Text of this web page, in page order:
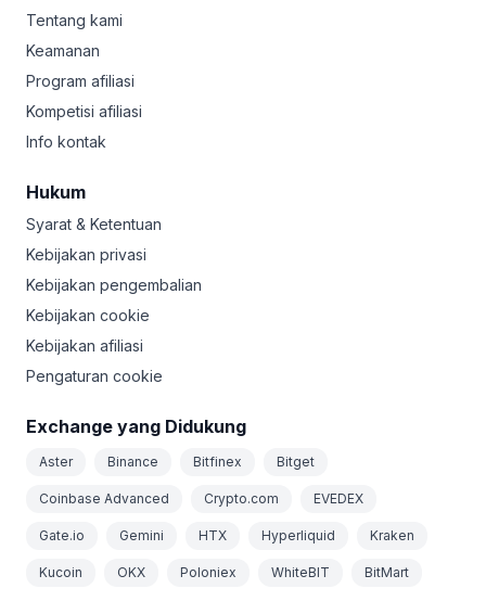
Tentang kami
Keamanan
Program afiliasi
Kompetisi afiliasi
Info kontak
Hukum
Syarat & Ketentuan
Kebijakan privasi
Kebijakan pengembalian
Kebijakan cookie
Kebijakan afiliasi
Pengaturan cookie
Exchange yang Didukung
Aster Binance Bitfinex Bitget
Coinbase Advanced Crypto.com EVEDEX
Gate.io Gemini HTX Hyperliquid Kraken
Kucoin OKX Poloniex WhiteBIT BitMart